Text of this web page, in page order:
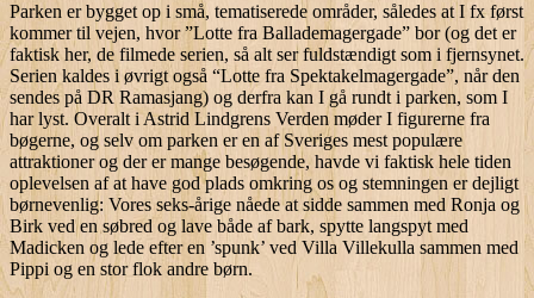
Parken er bygget op i små, tematiserede områder, således at I fx først
kommer til vejen, hvor ”Lotte fra Ballademagergade” bor (og det er
faktisk her, de filmede serien, så alt ser fuldstændigt som i fjernsynet.
Serien kaldes i øvrigt også “Lotte fra Spektakelmagergade”, når den
sendes på DR Ramasjang) og derfra kan I gå rundt i parken, som I
har lyst. Overalt i Astrid Lindgrens Verden møder I figurerne fra
bøgerne, og selv om parken er en af Sveriges mest populære
attraktioner og der er mange besøgende, havde vi faktisk hele tiden
oplevelsen af at have god plads omkring os og stemningen er dejligt
børnevenlig: Vores seks-årige nåede at sidde sammen med Ronja og
Birk ved en søbred og lave både af bark, spytte langspyt med
Madicken og lede efter en ’spunk’ ved Villa Villekulla sammen med
Pippi og en stor flok andre børn.